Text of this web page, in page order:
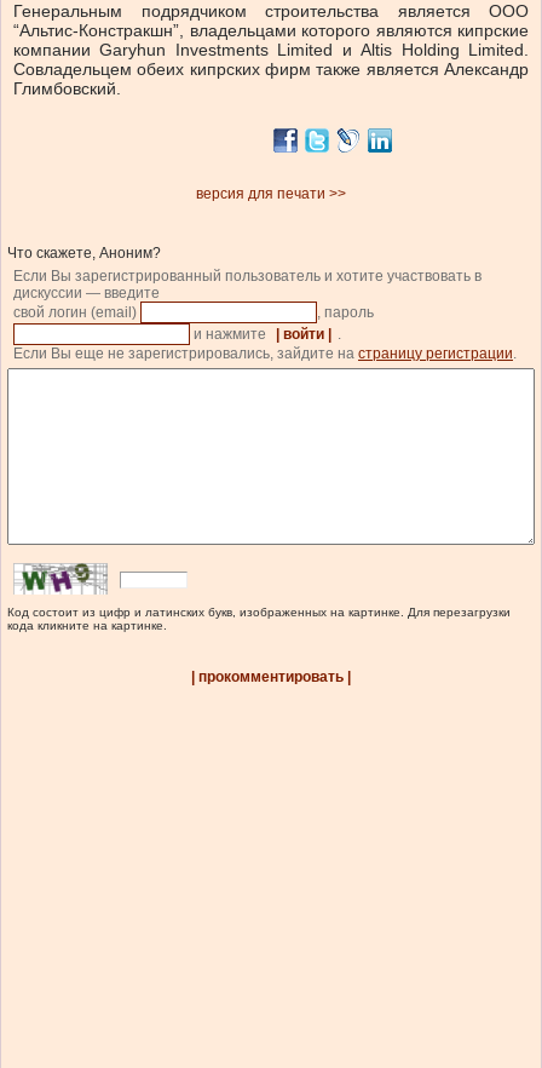
Генеральным подрядчиком строительства является ООО
“Альтис-Констракшн”, владельцами которого являются кипрские
компании Garyhun Investments Limited и Altis Holding Limited.
Совладельцем обеих кипрских фирм также является Александр
Глимбовский.
версия для печати >>
Что скажете, Аноним?
Если Вы зарегистрированный пользователь и хотите участвовать в
дискуссии — введите
свой логин (email)
, пароль
и нажмите
| войти |
.
Если Вы еще не зарегистрировались, зайдите на страницу регистрации.
Код состоит из цифр и латинских букв, изображенных на картинке. Для перезагрузки
кода кликните на картинке.
| прокомментировать |